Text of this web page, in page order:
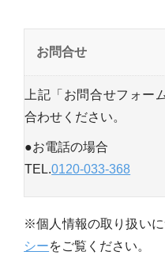
お問合せ
上記「お問合せフォー
合わせください。
●お電話の場合
TEL.0120-033-368
※個人情報の取り扱いに
シーをご覧ください。